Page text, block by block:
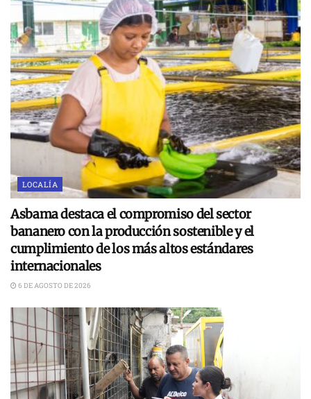
LOCALÍA
Asbama destaca el compromiso del sector
bananero con la producción sostenible y el
cumplimiento de los más altos estándares
internacionales
6 DE AGOSTO DE 2026